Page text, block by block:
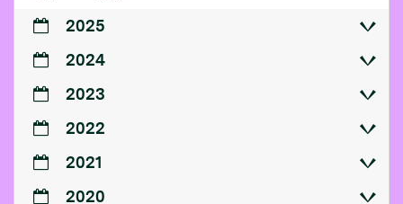
2025
2024
2023
2022
2021
2020